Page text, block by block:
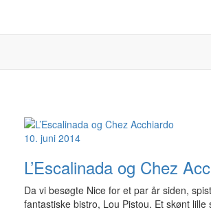
10. juni 2014
L’Escalinada og Chez
Da vi besøgte Nice for et par år siden,
fantastiske bistro, Lou Pistou. Et skønt lille